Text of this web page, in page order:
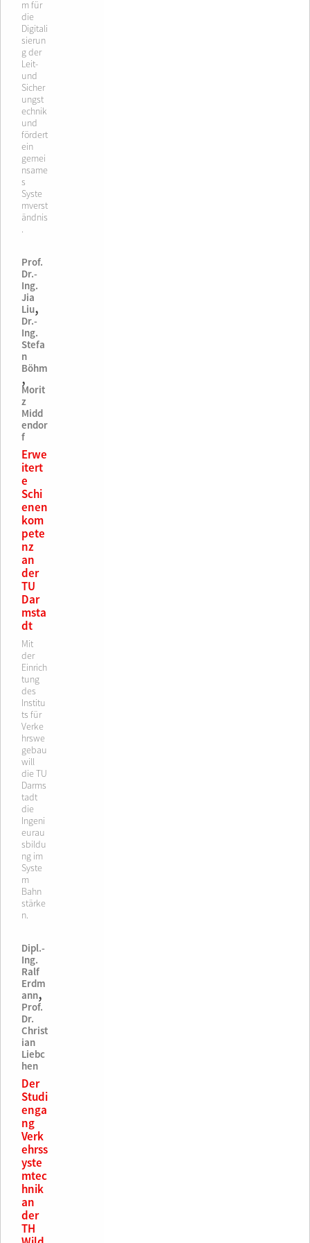
m für
die
Digitali
sierun
g der
Leit-
und
Sicher
ungst
echnik
und
fördert
ein
gemei
nsame
s
Syste
mverst
ändnis
.
Prof.
Dr.-
Ing.
Jia
Liu,
Dr.-
Ing.
Stefa
n
Böhm
,
Morit
z
Midd
endor
f
Erwe
itert
e
Schi
enen
kom
pete
nz
an
der
TU
Dar
msta
dt
Mit
der
Einrich
tung
des
Institu
ts für
Verke
hrswe
gebau
will
die TU
Darms
tadt
die
Ingeni
eurau
sbildu
ng im
Syste
m
Bahn
stärke
n.
Dipl.-
Ing.
Ralf
Erdm
ann,
Prof.
Dr.
Christ
ian
Liebc
hen
Der
Studi
enga
ng
Verk
ehrss
yste
mtec
hnik
an
der
TH